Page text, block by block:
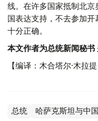
线。在许多国家抵制北
国表达支持，不去参加
十分正确。
本文作者为总统新闻秘书
【编译：木合塔尔·木拉提
总统 哈萨克斯坦与中国